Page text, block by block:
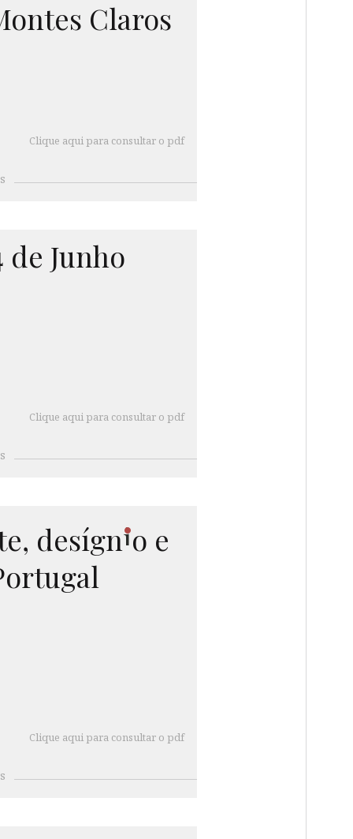
Claros
Clique aqui para consultar o pdf
de Junho
Clique aqui para consultar o pdf
desígnio e
Clique aqui para consultar o pdf